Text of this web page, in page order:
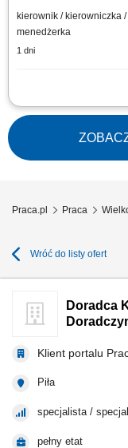
kierownik / kierowniczka
menedżerka
1 dni
Główne zadania:
oparciu o sprawdzony
Monitorowanie stanów
asortymentu sklepu do
zakresie działań...
Praca.pl Praca
Wróć do listy ofert
Doradca
Klient portalu
Piła
specjalista /
pełny etat